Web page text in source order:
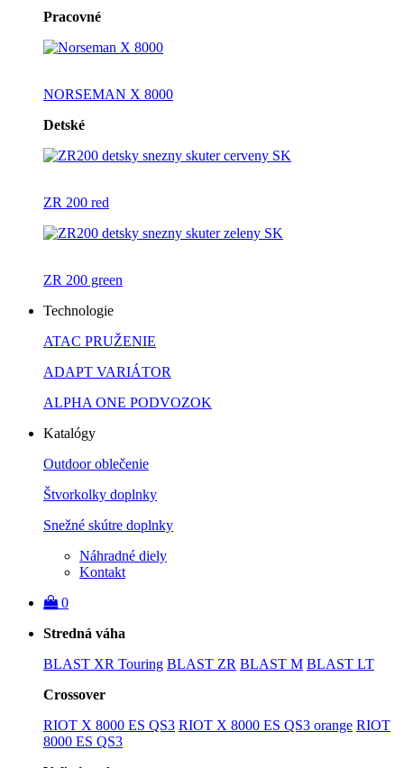
Pracovné
NORSEMAN X 8000
Detské
ZR 200 red
ZR 200 green
Technologie
ATAC PRUŽENIE
ADAPT VARIÁTOR
ALPHA ONE PODVOZOK
Katalógy
Outdoor oblečenie
Štvorkolky doplnky
Snežné skútre doplnky
Náhradné diely
Kontakt
0
Stredná váha
BLAST XR Touring BLAST ZR BLAST M BLAST LT
Crossover
RIOT X 8000 ES QS3 RIOT X 8000 ES QS3 orange RIOT
8000 ES QS3